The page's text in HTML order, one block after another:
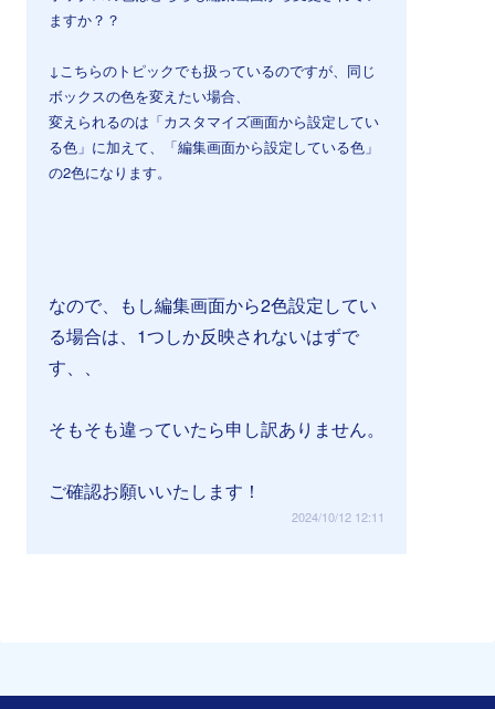
ますか？？
↓こちらのトピックでも扱っているのですが、同じ
ボックスの色を変えたい場合、
変えられるのは「カスタマイズ画面から設定してい
る色」に加えて、「編集画面から設定している色」
の2色になります。
なので、もし編集画面から2色設定してい
る場合は、1つしか反映されないはずで
す、、
そもそも違っていたら申し訳ありません。
ご確認お願いいたします！
2024/10/12 12:11